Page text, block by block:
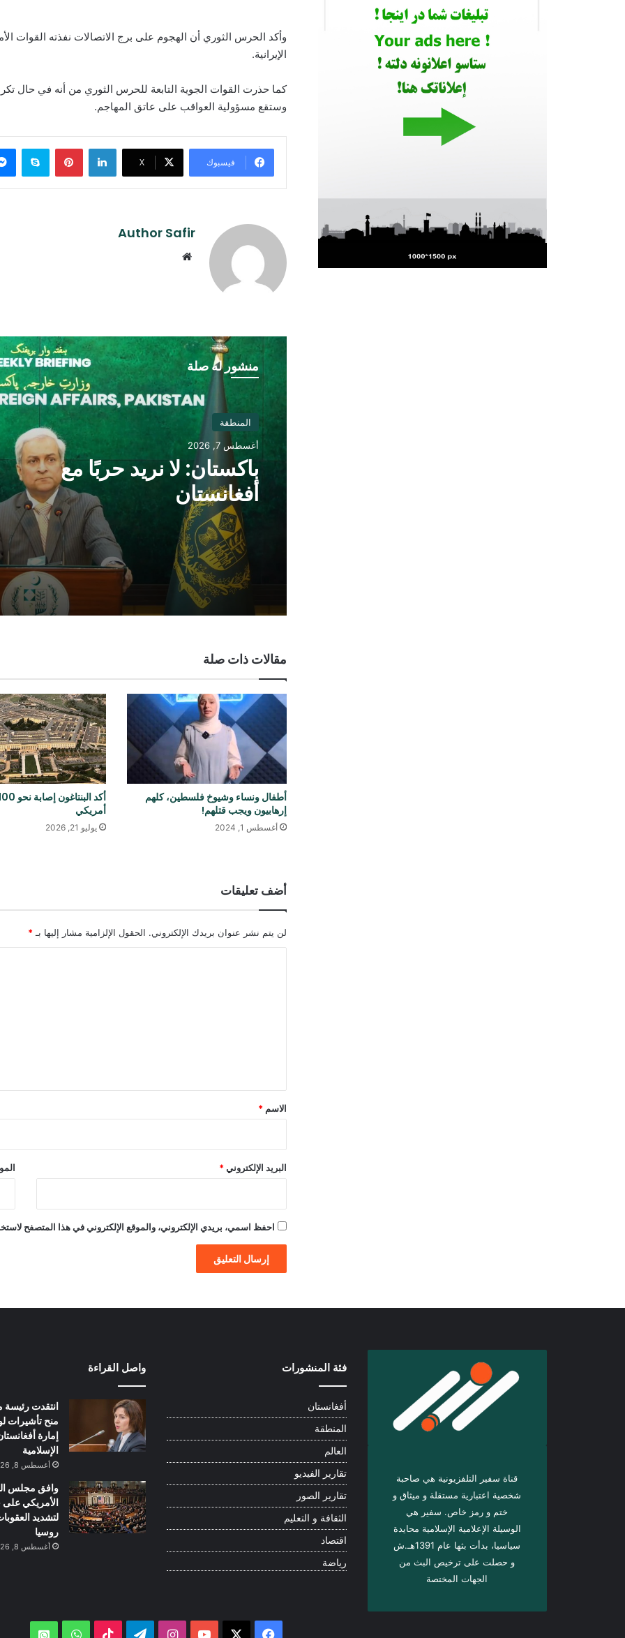
وأكد الحرس الثوري أن الهجوم على برج الاتصالات نفذته القوات
الإيرانية.
كما حذرت القوات الجوية التابعة للحرس الثوري من أنه في حال
وستقع مسؤولية العواقب على عاتق المهاجم.
فيسبوك ‫X
لينكدإن بينتيريست
Author Safir
منشور له صلة
المنطقة
أغسطس 7, 2026
باكستان: لا نريد حربًا مع
أفغانستان
مقالات ذات صلة
أطفال ونساء وشيوخ فلسطين، كلهم ​​
إرهابيون ويجب قتلهم!
أغسطس 1, 2024
أمريكي
يوليو 21, 2026
أضف تعليقات
لن يتم نشر عنوان بريدك الإلكتروني. الحقول الإلزامية مشار إليها بـ *
*
الاسم *
البريد الإلكتروني *
احفظ اسمي، بريدي الإلكتروني، والموقع الإلكتروني في هذا المتصفح
قناة سفير التلفزيونية هي صاحبة
شخصية اعتبارية مستقلة و ميثاق و
ختم و رمز خاص. سفیر هي
الوسيلة الإعلامية الإسلامية محايدة
سياسيا، بدأت بثها عام 1391هـ.ش
و حصلت على ترخيص البث من
الجهات المختصة
فئة المنشورات
أفغانستان
المنطقة
العالم
تقارير الفيديو
تقارير الصور
الثقافة و التعليم
اقتصاد
رياضة
واصل القراءة
انتقدت رئيسة
منح تأشيرات
إمارة
الإسلامية
أغسطس 8, 2026
وافق مجلس
الأمريكي
لتشديد
روسيا
أغسطس 8, 2026
فيسبوك ‫YouTubeانستقرامتيلقرام ‫TikTokواتساب